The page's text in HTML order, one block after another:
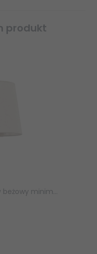
produkt
Abażurowy kinkiet ścienny beżowy minimalistyczny klasyczny uniwersalny dekoracyjny CANDI 11071 TK-LIGHTING